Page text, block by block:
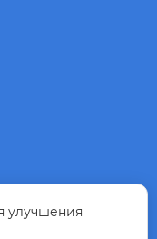
улучшения